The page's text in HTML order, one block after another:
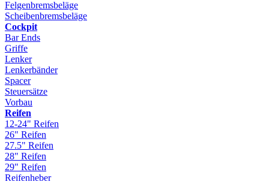
Felgenbremsbeläge
Scheibenbremsbeläge
Cockpit
Bar Ends
Griffe
Lenker
Lenkerbänder
Spacer
Steuersätze
Vorbau
Reifen
12-24" Reifen
26" Reifen
27.5" Reifen
28" Reifen
29" Reifen
Reifenheber